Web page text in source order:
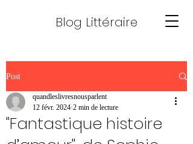
Blog Littéraire
Post
"Fantastique histoire
quandleslivresnousparlent
12 févr. 2024 2 min de lecture